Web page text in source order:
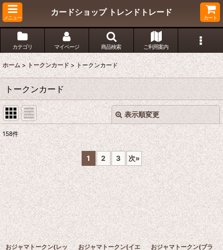
メニュー
カードショップ トレンドトレード
カート
カテゴリ マイページ 商品検索 ご利用案内
ホーム > トークンカード > トークンカード
トークンカード
表示順変更
表示数:
在庫あり
並び順:
絞り込む
閉じる
158件
1 2 3 次»
おジャマトークン(レッ
おジャマトークン(イエ
おジャマトークン(ブラ